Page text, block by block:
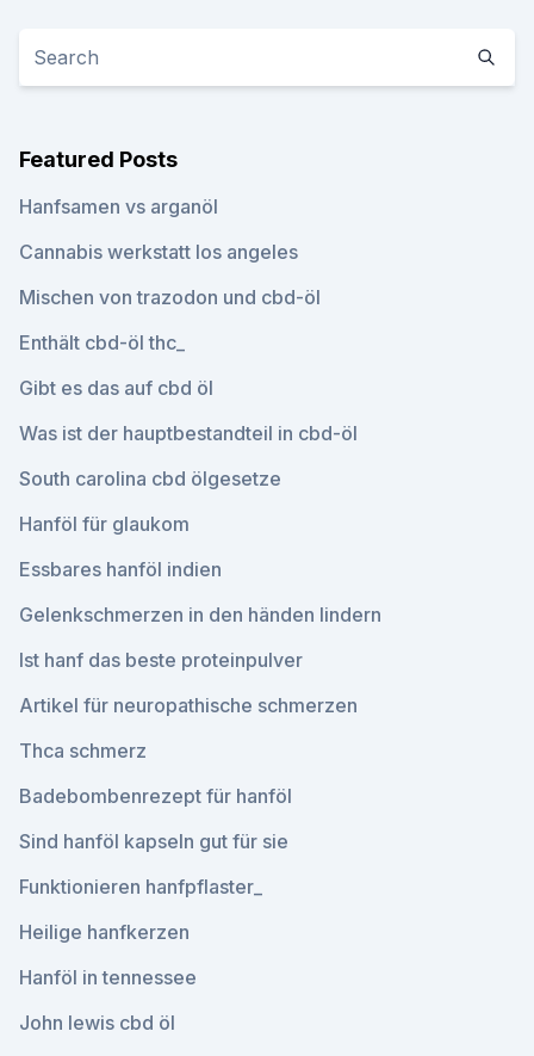
Featured Posts
Hanfsamen vs arganöl
Cannabis werkstatt los angeles
Mischen von trazodon und cbd-öl
Enthält cbd-öl thc_
Gibt es das auf cbd öl
Was ist der hauptbestandteil in cbd-öl
South carolina cbd ölgesetze
Hanföl für glaukom
Essbares hanföl indien
Gelenkschmerzen in den händen lindern
Ist hanf das beste proteinpulver
Artikel für neuropathische schmerzen
Thca schmerz
Badebombenrezept für hanföl
Sind hanföl kapseln gut für sie
Funktionieren hanfpflaster_
Heilige hanfkerzen
Hanföl in tennessee
John lewis cbd öl